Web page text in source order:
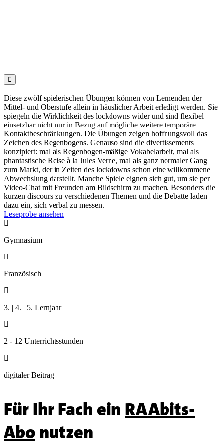

Diese zwölf spielerischen Übungen können von Lernenden der
Mittel- und Oberstufe allein in häuslicher Arbeit erledigt werden. Sie
spiegeln die Wirklichkeit des lockdowns wider und sind flexibel
einsetzbar nicht nur in Bezug auf mögliche weitere temporäre
Kontaktbeschränkungen. Die Übungen zeigen hoffnungsvoll das
Zeichen des Regenbogens. Genauso sind die divertissements
konzipiert: mal als Regenbogen-mäßige Vokabelarbeit, mal als
phantastische Reise à la Jules Verne, mal als ganz normaler Gang
zum Markt, der in Zeiten des lockdowns schon eine willkommene
Abwechslung darstellt. Manche Spiele eignen sich gut, um sie per
Video-Chat mit Freunden am Bildschirm zu machen. Besonders die
kurzen discours zu verschiedenen Themen und die Debatte laden
dazu ein, sich verbal zu messen.
Leseprobe ansehen

Gymnasium

Französisch

3. | 4. | 5. Lernjahr

2 - 12 Unterrichtsstunden

digitaler Beitrag
Für Ihr Fach ein RAAbits-
Abonutzen